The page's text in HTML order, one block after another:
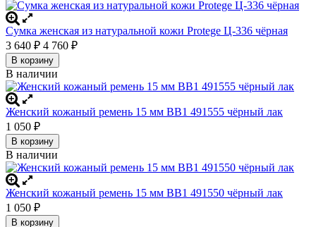
Сумка женская из натуральной кожи Protege Ц-336 чёрная
3 640 ₽ 4 760 ₽
В корзину
В наличии
Женский кожаный ремень 15 мм BB1 491555 чёрный лак
1 050 ₽
В корзину
В наличии
Женский кожаный ремень 15 мм BB1 491550 чёрный лак
1 050 ₽
В корзину